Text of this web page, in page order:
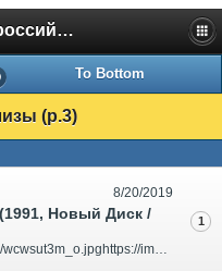
UHD Blu-ray: российские релизы
To Bottom
(p.3)
8/20/2019
Новый Диск /
https://images2.imgbox.com/1d/c7/wcwsut3m_o.jpghttps://images2.imgbox.com/fa/0b/7o0r64Sp_o.jpg 1991 г., 137 мин., США Дистрибьютор: "Новый Диск" / "Universal" Количество слоев: UHD-66 (59.62 GB) Формат изображения: MPEG-H HEVC Video (50415 kbps) / 2160p, Ultra High Definition 16:9 (2.35:1) ..
1